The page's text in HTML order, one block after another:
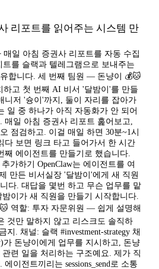
리포트를 읽어주는 시스템 만
일 아침 증권사 리포트를 자동 수집
를 슬랙과 텔레그램으로 보내주는
합니다. 세 번째 팀원 — 돈냥이 💰🐱
하고 첫 번째 AI 비서 '달밤이'를 만들
니저 '슝이'까지, 둘이 자리를 잡아가
일 중 하나가 아직 자동화가 안 되어
매일 아침 증권사 리포트 훑어보고,
점검하고. 이걸 매일 하면 30분~1시
다 보면 링크 타고 들어가서 한 시간
째 에이전트를 만들기로 했습니다.
가하기 OpenClaw는 에이전트를 여
만든 비서실장 '달밤이'에게 새 직원
다. 대답을 몇번 하고 무슨 업무를 맡
이가 새 직원을 만들기 시작합니다.
역할: 투자 자문위원 — 쉽게 설명해
것만 말하지 않고 리스크도 솔직하
지. 채널: 슬랙 #investment-strategy 채
가 돈냥이에게 업무를 지시하고, 돈냥
련 일을 처리하는 구조예요. 제가 직
이전트끼리는 sessions_send로 소통